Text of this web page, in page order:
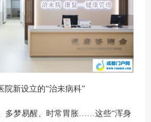
院新设立的“治未病科”
多梦易醒、时常胃胀……这些“浑身